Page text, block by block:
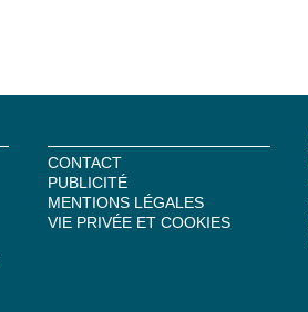
CONTACT
PUBLICITÉ
MENTIONS LÉGALES
VIE PRIVÉE ET COOKIES